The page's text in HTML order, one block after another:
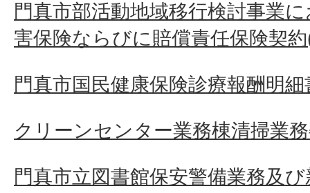
門真市部活動地域移行検討事業
害保険ならびに賠償責任保険契
門真市国民健康保険診療報酬明
クリーンセンター業務棟清掃業
門真市立図書館保安警備業務及